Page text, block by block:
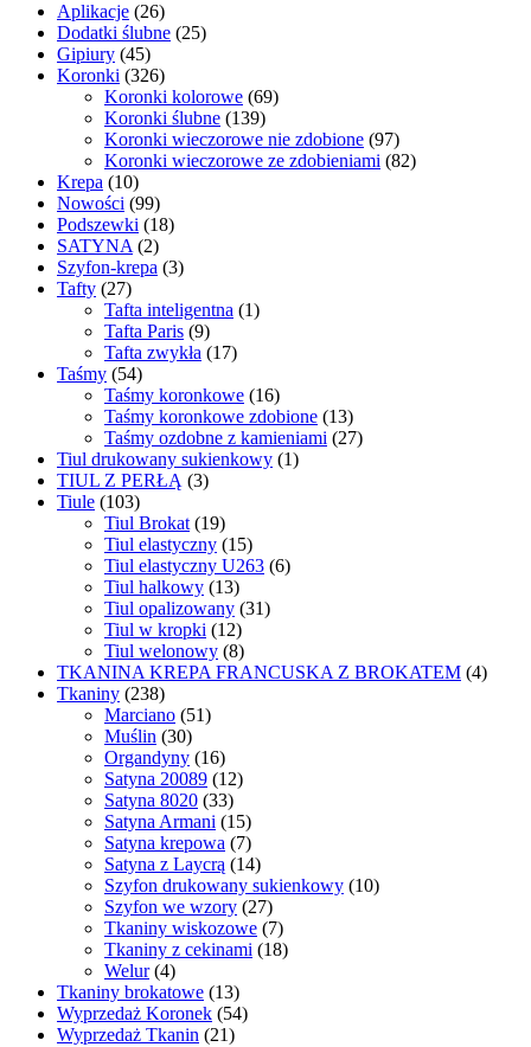
Aplikacje (26)
Dodatki ślubne (25)
Gipiury (45)
Koronki (326)
Koronki kolorowe (69)
Koronki ślubne (139)
Koronki wieczorowe nie zdobione (97)
Koronki wieczorowe ze zdobieniami (82)
Krepa (10)
Nowości (99)
Podszewki (18)
SATYNA (2)
Szyfon-krepa (3)
Tafty (27)
Tafta inteligentna (1)
Tafta Paris (9)
Tafta zwykła (17)
Taśmy (54)
Taśmy koronkowe (16)
Taśmy koronkowe zdobione (13)
Taśmy ozdobne z kamieniami (27)
Tiul drukowany sukienkowy (1)
TIUL Z PERŁĄ (3)
Tiule (103)
Tiul Brokat (19)
Tiul elastyczny (15)
Tiul elastyczny U263 (6)
Tiul halkowy (13)
Tiul opalizowany (31)
Tiul w kropki (12)
Tiul welonowy (8)
TKANINA KREPA FRANCUSKA Z BROKATEM (4)
Tkaniny (238)
Marciano (51)
Muślin (30)
Organdyny (16)
Satyna 20089 (12)
Satyna 8020 (33)
Satyna Armani (15)
Satyna krepowa (7)
Satyna z Laycrą (14)
Szyfon drukowany sukienkowy (10)
Szyfon we wzory (27)
Tkaniny wiskozowe (7)
Tkaniny z cekinami (18)
Welur (4)
Tkaniny brokatowe (13)
Wyprzedaż Koronek (54)
Wyprzedaż Tkanin (21)